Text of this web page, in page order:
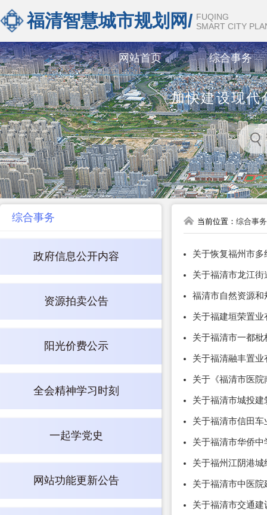
福清智慧城市规划网/ FUQING
SMART CITY
网站首页 综合事务
加快建设现
综合事务
政府信息公开内容
资源拍卖公告
阳光价费公示
全会精神学习时刻
一起学党史
网站功能更新公告
当前位置： 综合事务
关于恢复福州市
关于福清市龙江
福清市自然资源
关于福建垣荣置
关于福清市一都
关于福清融丰置
关于《福清市医
关于福清市城投
关于福清市信田
关于福清市华侨
关于福州江阴港
关于福清市中医
关于福清市交通